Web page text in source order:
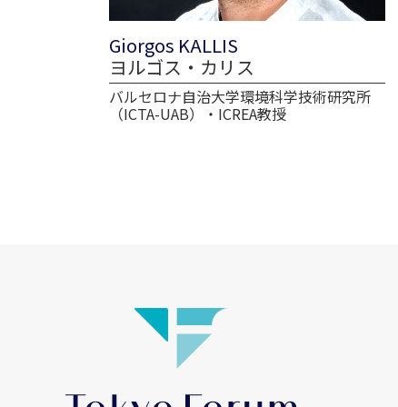
Giorgos KALLIS
ヨルゴス・カリス
バルセロナ自治大学環境科学技術研究所
（ICTA-UAB）・ICREA教授